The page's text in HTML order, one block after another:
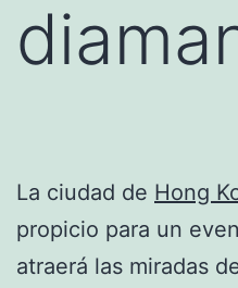
La ciudad de Hong
propicio para un
atraerá las miradas